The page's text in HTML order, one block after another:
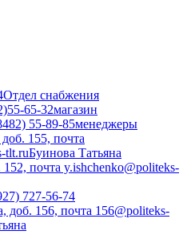
Отдел снабжения
65-32магазин
55-89-85менеджеры
155, почта
tlt.ruБуинова Татьяна
почта y.ishchenko@politeks-
727-56-74
доб. 156, почта 156@politeks-